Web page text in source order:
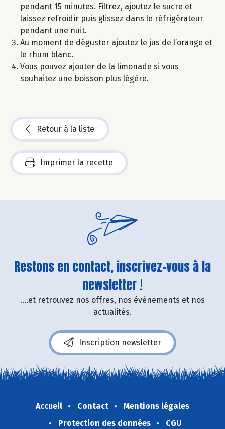
pendant 15 minutes. Filtrez, ajoutez le sucre et
laissez refroidir puis glissez dans le réfrigérateur
pendant une nuit.
Au moment de déguster ajoutez le jus de l’orange et
le rhum blanc.
Vous pouvez ajouter de la limonade si vous
souhaitez une boisson plus légère.
Retour à la liste
Imprimer la recette
Restons en contact, inscrivez-vous à la
newsletter !
....et retrouvez nos offres, nos événements et nos
actualités.
Inscription newsletter
Accueil Contact
Mentions légales
Protection des données
CGU